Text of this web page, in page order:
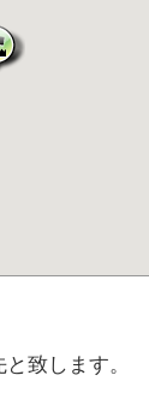
致します。